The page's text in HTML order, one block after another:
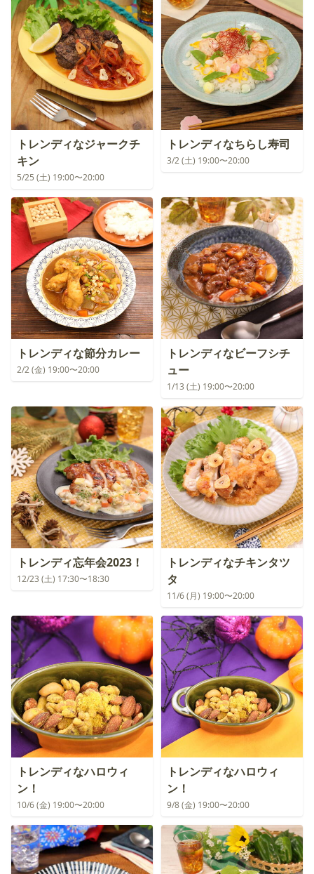
トレンディなジャークチ
キン
5/25 (土) 19:00〜20:00
トレンディなちらし寿司
3/2 (土) 19:00〜20:00
トレンディな節分カレー
2/2 (金) 19:00〜20:00
トレンディなビーフシチ
ュー
1/13 (土) 19:00〜20:00
トレンディ忘年会2023！
12/23 (土) 17:30〜18:30
トレンディなチキンタツ
タ
11/6 (月) 19:00〜20:00
トレンディなハロウィ
ン！
10/6 (金) 19:00〜20:00
トレンディなハロウィ
ン！
9/8 (金) 19:00〜20:00